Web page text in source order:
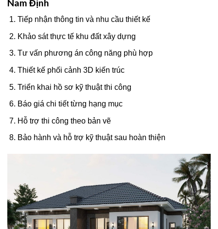
Nam Định
Tiếp nhận thông tin và nhu cầu thiết kế
Khảo sát thực tế khu đất xây dựng
Tư vấn phương án công năng phù hợp
Thiết kế phối cảnh 3D kiến trúc
Triển khai hồ sơ kỹ thuật thi công
Báo giá chi tiết từng hạng mục
Hỗ trợ thi công theo bản vẽ
Bảo hành và hỗ trợ kỹ thuật sau hoàn thiện